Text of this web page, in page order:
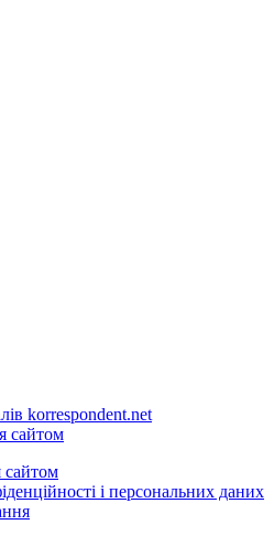
korrespondent.net
сайтом
сайтом
і персональних даних